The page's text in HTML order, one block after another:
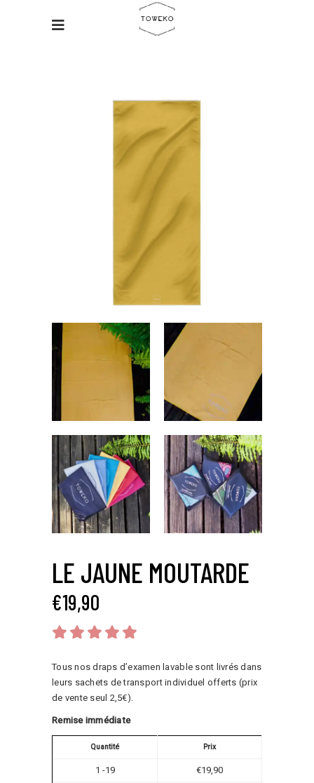
LE JAUNE MOUTARDE
€19,90
Tous nos draps d’examen lavable sont livrés dans
leurs sachets de transport individuel offerts (prix
de vente seul 2,5€).
Remise immédiate
Quantité Prix
1 -19 €19,90